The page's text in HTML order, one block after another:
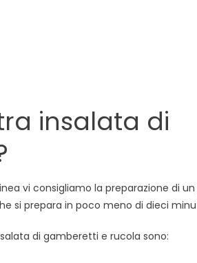
insalata di
vi consigliamo la preparazione di
si prepara in poco meno di dieci
di gamberetti e rucola sono: